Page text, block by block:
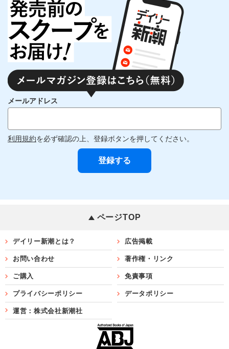
メールアドレス
利用規約を必ず確認の上、登録ボタンを押してください。
ページTOP
デイリー新潮とは？ 広告掲載
お問い合わせ 著作権・リンク
ご購入 免責事項
プライバシーポリシー データポリシー
運営：株式会社新潮社